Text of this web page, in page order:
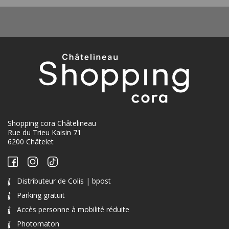
Shopping cora Châtelineau
Rue du Trieu Kaisin 71
6200 Châtelet
Distributeur de Colis | bpost
Parking gratuit
Accès personne à mobilité réduite
Photomaton